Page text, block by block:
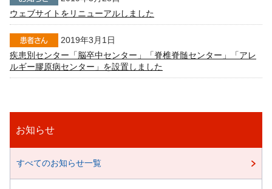
ウェブサイトをリニューアルしました
2019年3月1日
疾患別センター「脳卒中センター」「脊椎脊髄センター」「アレ
ルギー膠原病センター」を設置しました
お知らせ
すべてのお知らせ一覧